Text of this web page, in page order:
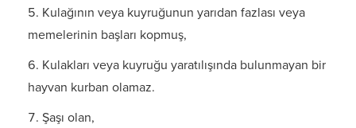
Kulağının veya kuyruğunun yarıdan fazlası veya
memelerinin başları kopmuş,
Kulakları veya kuyruğu yaratılışında bulunmayan bir
hayvan kurban olamaz.
Şaşı olan,